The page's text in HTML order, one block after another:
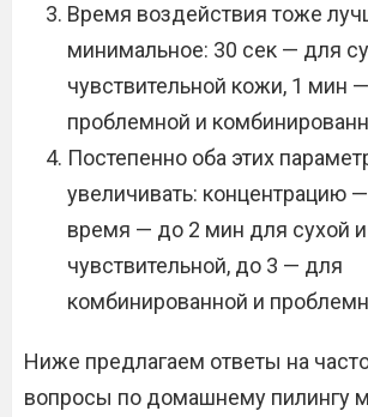
Время воздействия тоже
минимальное: 30 сек — для
чувствительной кожи, 1 мин
проблемной и
Постепенно оба этих
увеличивать: концентрацию
время — до 2 мин для сухой и
чувствительной, до 3 — для
комбинированной и
Ниже предлагаем ответы на
вопросы по домашнему пилингу